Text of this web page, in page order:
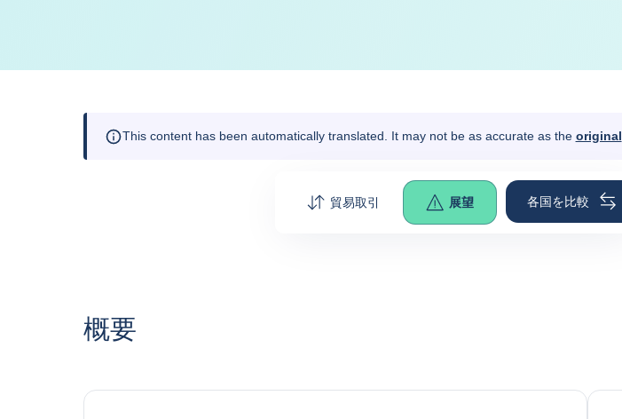
This content has been automatically translated. It may not be as accurate as the original
貿易取引 展望 各国を比較
概要